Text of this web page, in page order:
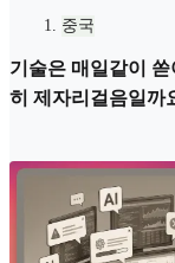
중국
기술은 매일같이
히 제자리걸음일까